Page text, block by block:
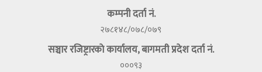
कम्पनी दर्ता नं.
२७८१४८/०७८/०७९
सञ्चार रजिष्ट्रारकाे कार्यालय, बागमती प्रदेश दर्ता नं.
०००९३